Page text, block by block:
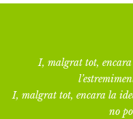
I, malgrat tot, encara
I, malgrat tot, encara la
no